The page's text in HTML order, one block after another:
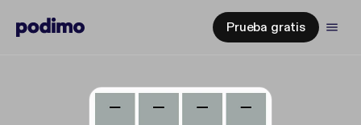
Prueba gratis